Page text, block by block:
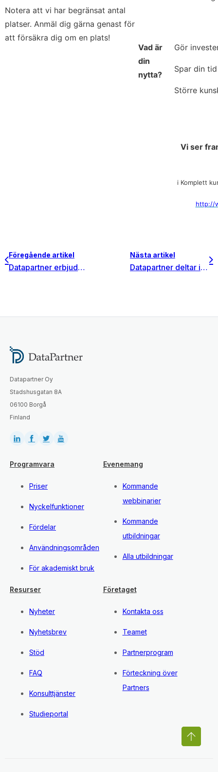
Notera att vi har begränsat antal
platser. Anmäl dig gärna genast för
att försäkra dig om en plats!
Vad är
din
nytta?
Gör
Spar din tid
Större
Vi ser
i Komplett
http://
Föregående artikel
Datapartner erbjuder nu 64-bitarsprogramvara
Nästa artikel
Datapartner deltar i mässa för redovisning och controlling i Berlin
Datapartner Oy
Stadshusgatan 8A
06100 Borgå
Finland
Programvara
Priser
Nyckelfunktioner
Fördelar
Användningsområden
För akademiskt bruk
Evenemang
Kommande
webbinarier
Kommande
utbildningar
Alla utbildningar
Resurser
Nyheter
Nyhetsbrev
Stöd
FAQ
Konsulttjänster
Studieportal
Företaget
Kontakta oss
Teamet
Partnerprogram
Förteckning över
Partners